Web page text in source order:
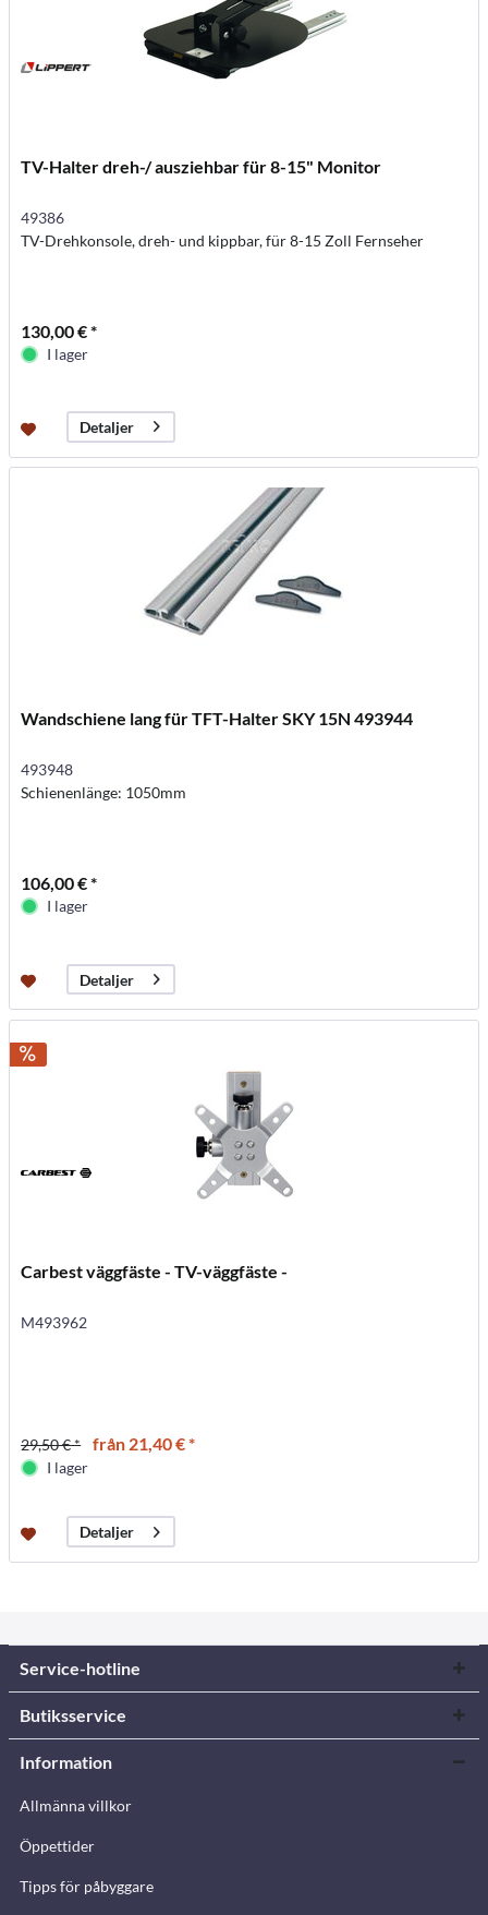
TV-Halter dreh-/ ausziehbar für 8-15" Monitor
49386
TV-Drehkonsole, dreh- und kippbar, für 8-15 Zoll Fernseher
130,00 € *
I lager
Detaljer
Wandschiene lang für TFT-Halter SKY 15N 493944
493948
Schienenlänge: 1050mm
106,00 € *
I lager
Detaljer
Carbest väggfäste - TV-väggfäste -
M493962
29,50 € * från 21,40 € *
I lager
Detaljer
Service-hotline
Butiksservice
Information
Allmänna villkor
Öppettider
Tipps för påbyggare